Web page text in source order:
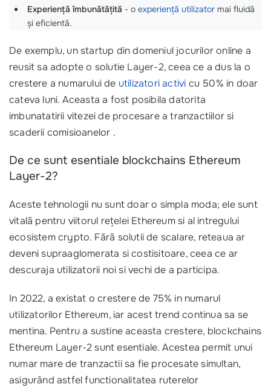
Experiență îmbunătățită - o experiență utilizator mai fluidă
și eficientă.
De exemplu, un startup din domeniul jocurilor online a
reusit sa adopte o solutie Layer-2, ceea ce a dus la o
crestere a numarului de utilizatori activi cu 50% in doar
cateva luni. Aceasta a fost posibila datorita
imbunatatirii vitezei de procesare a tranzactiilor si
scaderii comisioanelor .
De ce sunt esentiale blockchains Ethereum
Layer-2?
Aceste tehnologii nu sunt doar o simpla moda; ele sunt
vitală pentru viitorul rețelei Ethereum si al intregului
ecosistem crypto. Fără solutii de scalare, reteaua ar
deveni supraaglomerata si costisitoare, ceea ce ar
descuraja utilizatorii noi si vechi de a participa.
In 2022, a existat o crestere de 75% in numarul
utilizatorilor Ethereum, iar acest trend continua sa se
mentina. Pentru a sustine aceasta crestere, blockchains
Ethereum Layer-2 sunt esentiale. Acestea permit unui
numar mare de tranzactii sa fie procesate simultan,
asigurând astfel functionalitatea ruterelor